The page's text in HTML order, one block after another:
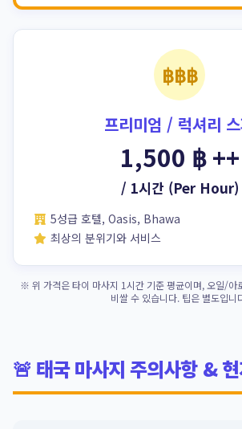
฿฿฿
프리미엄 / 럭셔리
1,500 ฿ ++
/ 1시간 (Per Hour)
5성급 호텔, Oasis, Bhawa
최상의 분위기와 서비스
※ 위 가격은 타이 마사지 1시간 기준 평균이며, 오일/아
비쌀 수 있습니다. 팁은 별도입니
🚨 태국 마사지 주의사항 &